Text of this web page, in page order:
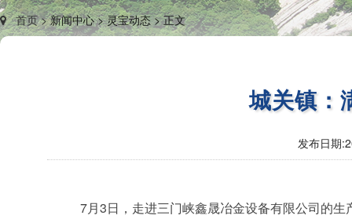
首页 >新闻中心 >灵宝动态 >正文
城关镇：
发布日期:
7月3日，走进三门峡鑫晟冶金设备有限公司的